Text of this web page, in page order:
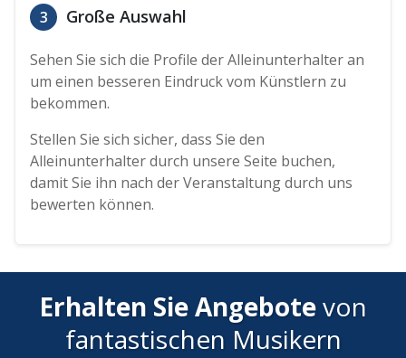
3 Große Auswahl
Sehen Sie sich die Profile der Alleinunterhalter an
um einen besseren Eindruck vom Künstlern zu
bekommen.
Stellen Sie sich sicher, dass Sie den
Alleinunterhalter durch unsere Seite buchen,
damit Sie ihn nach der Veranstaltung durch uns
bewerten können.
Erhalten Sie Angebotevon
fantastischen Musikern